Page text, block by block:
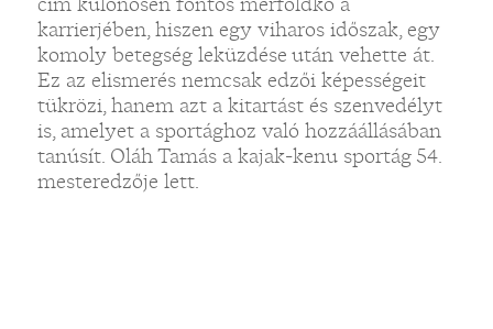
karrierjében, hiszen egy viharos időszak, egy
komoly betegség leküzdése után vehette át.
Ez az elismerés nemcsak edzői képességeit
tükrözi, hanem azt a kitartást és szenvedélyt
is, amelyet a sportághoz való hozzáállásában
tanúsít. Oláh Tamás a kajak-kenu sportág 54.
mesteredzője lett.